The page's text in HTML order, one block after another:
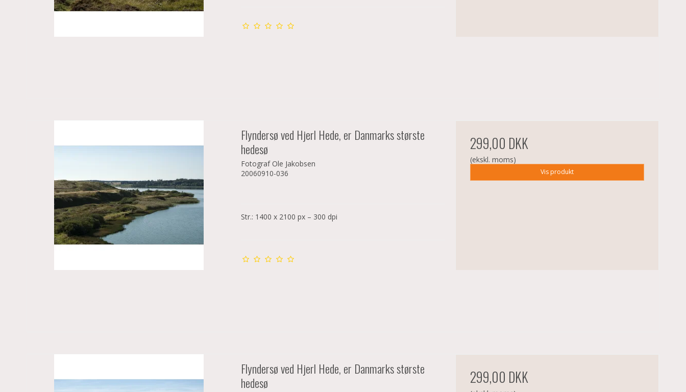
Flyndersø ved Hjerl Hede, er Danmarks største
hedesø
Fotograf Ole Jakobsen
20060910-036
Str.: 1400 x 2100 px – 300 dpi
299,00 DKK
(ekskl. moms)
Vis produkt
Flyndersø ved Hjerl Hede, er Danmarks største
hedesø
299,00 DKK